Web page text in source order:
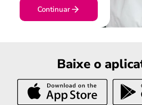
Continuar
Baixe o